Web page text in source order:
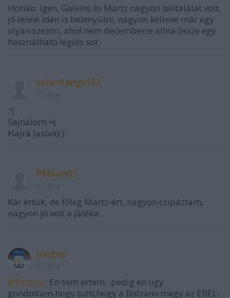
Horiko: igen, Galvins és Martz nagyon telitalálat volt,
jó lenne idén is belenyúlni, nagyon kellene már egy
olyan szezon, ahol nem decemberre állna össze egy
használható légiós sor.
volanfangirl33
:'(
Sajnálom.=(
Hajrá Jason(Ł)
PMilan83
Kár értük, de főleg Martz-ért, nagyon csipáztam,
nagyon jó volt a játéka...
Joegep
@Pentele: En sem ertem...pedig en ugy
gondoltam,hogy tutti,hogy a Bolzano megy az EBEL-